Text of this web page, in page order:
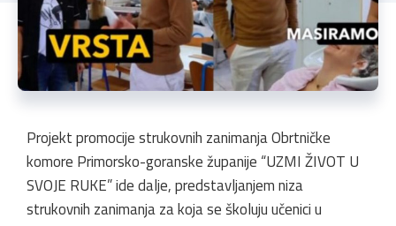
Projekt promocije strukovnih zanimanja Obrtničke
komore Primorsko-goranske županije “UZMI ŽIVOT U
SVOJE RUKE” ide dalje, predstavljanjem niza
strukovnih zanimanja za koja se školuju učenici u